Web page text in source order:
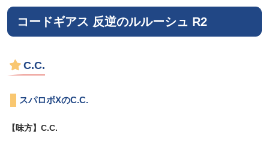
コードギアス 反逆のルルーシュ R2
C.C.
スパロボXのC.C.
【味方】C.C.